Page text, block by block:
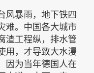
风暴雨，地下铁四
难。中国各大城市
渣工程纵，排水管
用，才导致大水漫
因为当年德国人在